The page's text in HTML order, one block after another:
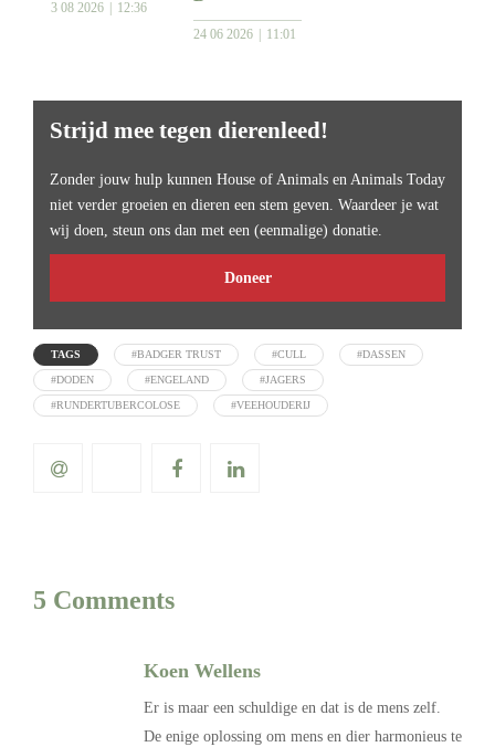
3 08 2026 12:36
24 06 2026 11:01
Strijd mee tegen dierenleed!
Zonder jouw hulp kunnen House of Animals en Animals Today
niet verder groeien en dieren een stem geven. Waardeer je wat
wij doen, steun ons dan met een (eenmalige) donatie.
Doneer
TAGS #BADGER TRUST #CULL #DASSEN
#DODEN #ENGELAND #JAGERS
#RUNDERTUBERCOLOSE #VEEHOUDERIJ
5 Comments
Koen Wellens
Er is maar een schuldige en dat is de mens zelf.
De enige oplossing om mens en dier harmonieus te